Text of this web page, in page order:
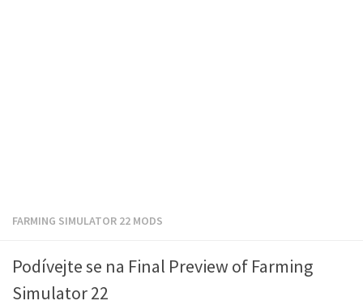
FARMING SIMULATOR 22 MODS
Podívejte se na Final Preview of Farming
Simulator 22